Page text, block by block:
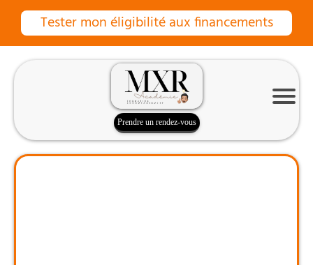
Tester mon éligibilité aux financements
Prendre un rendez-vous